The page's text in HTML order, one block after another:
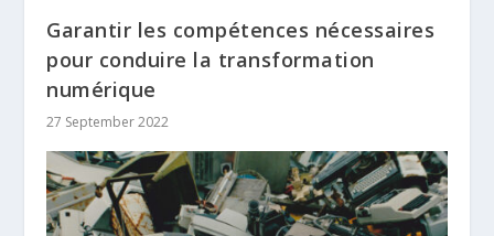
Garantir les compétences nécessaires
pour conduire la transformation
numérique
27 September 2022